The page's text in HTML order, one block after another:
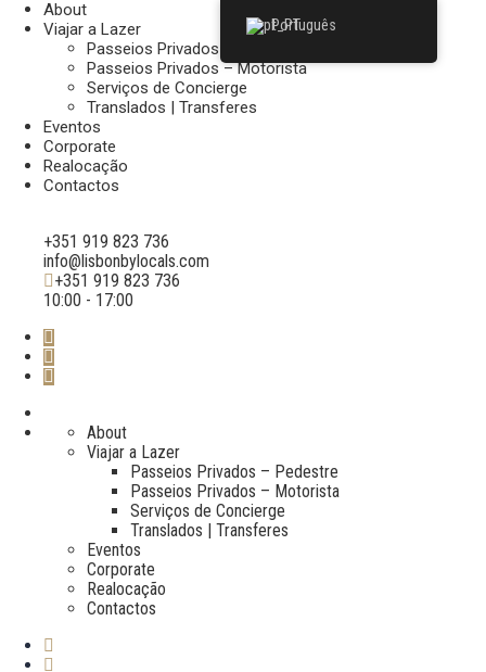
About
Viajar a Lazer
Passeios Privados – Pedestre
Passeios Privados – Motorista
Serviços de Concierge
Translados | Transferes
Eventos
Corporate
Realocação
Contactos
+351 919 823 736
info@lisbonbylocals.com
+351 919 823 736
10:00 - 17:00
About
Viajar a Lazer
Passeios Privados – Pedestre
Passeios Privados – Motorista
Serviços de Concierge
Translados | Transferes
Eventos
Corporate
Realocação
Contactos
Português